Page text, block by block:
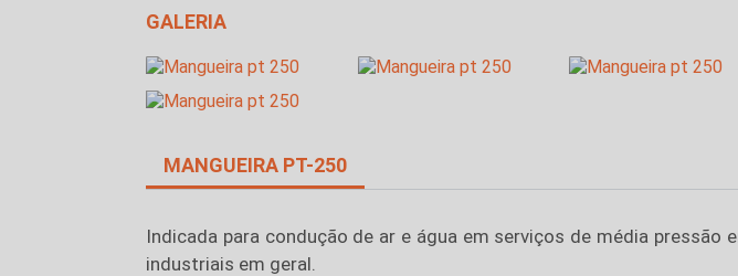
GALERIA
MANGUEIRA PT-250
Indicada para condução de ar e água em serviços de média pressão
industriais em geral.